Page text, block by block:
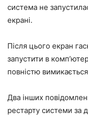
система не
екрані.
Після цього екран
запустити в
повністю
Два інших
рестарту системи за